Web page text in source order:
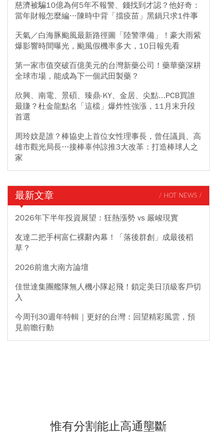
慈濟被騙10億為何5年不報警、錢找到才認？他好奇：
當年財報怎麼編…陳時中背「擋疫苗」黑鍋只求1件事
天氣／白海豚颱風最新路徑圖「陸警準備」！豪大雨紫
爆影響時間曝光，颱風假機率多大，10日報先看
第一家市值突破百億美元的台灣新藥公司！藥華藥深耕
全球市場，能成為下一個武田製藥？
欣興、南電、景碩、臻鼎-KY、金居、尖點...PCB買誰
最賺？杜金龍點名「這檔」爆炸性強漲，11月末升段
首選
周玲妏是誰？棒協史上首位女性理事長，曾任議員、高
雄市觀光局長…接棒辜仲諒推3大改革：打造棒球人之
家
最新文章 / HOT NEWS /
2026年下半年投資展望：狂熱漲勢 vs 嚴峻現實
友達二把手柯富仁裸辭內幕！「落後群創」成最後稻
草？
2026前進大南方論壇
佳世達集團艦隊無人機小隊起飛！鎖定美日頂級客戶切
入
今周刊30週年特輯｜更好的台灣：回望精彩風雲，預
見前瞻行動
惟有分割能止高通壟斷